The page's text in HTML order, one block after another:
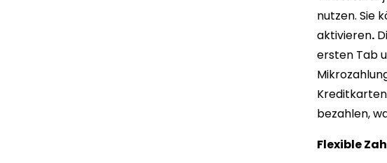
nutzen. Sie
aktivieren.
ersten Tab
bezahlen,
Flexible